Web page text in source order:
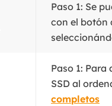
Paso 1: Se
con el botón
Paso 1:
SSD al
completos